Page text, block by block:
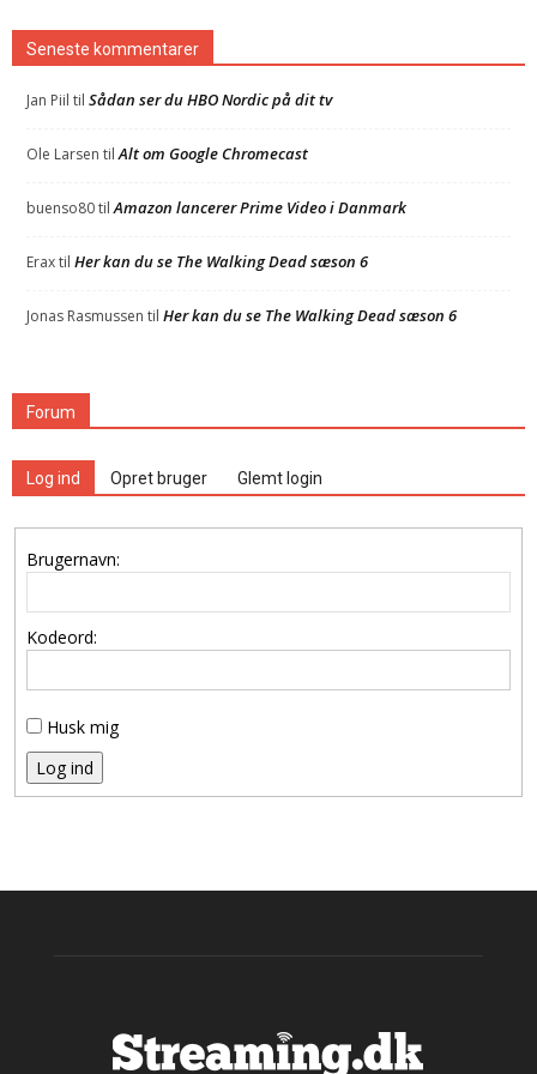
Seneste kommentarer
Jan Piil til Sådan ser du HBO Nordic på dit tv
Ole Larsen tilAlt om Google Chromecast
buenso80tilAmazon lancerer Prime Video i Danmark
Eraxtil Her kan du se The Walking Dead sæson 6
Jonas Rasmussen til Her kan du se The Walking Dead sæson 6
Forum
Log ind Opret bruger Glemt login
Brugernavn:
Kodeord:
Husk mig
Log ind